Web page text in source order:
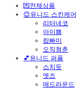
💌전체상품
😊유니드 스킨케어
리터네코
아이쁨
립빠미
오직청춘
💕유니드 퍼퓸
스치듯
엣즈
매드라운드